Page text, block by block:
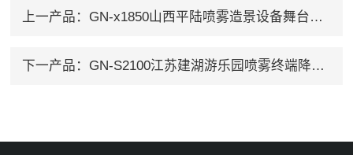
上一产品： GN-x1850山西平陆喷雾造景设备舞台演绎雾效
下一产品： GN-S2100江苏建湖游乐园喷雾终端降温设备